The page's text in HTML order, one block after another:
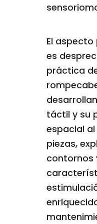
El
es
práctica
táctil y su
espacial
piezas,
contornos